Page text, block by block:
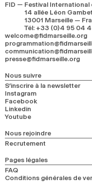
FID — Festival International
14 allée Léon
13001 Marseille —
Tél: +33 (0)4 95 04
welcome@fidmarseille.org
presse@fidmarseille.org
Nous suivre
S’inscrire à la newsletter
Instagram
Facebook
Linkedin
Youtube
Nous rejoindre
Recrutement
Pages légales
FAQ
Conditions générales de